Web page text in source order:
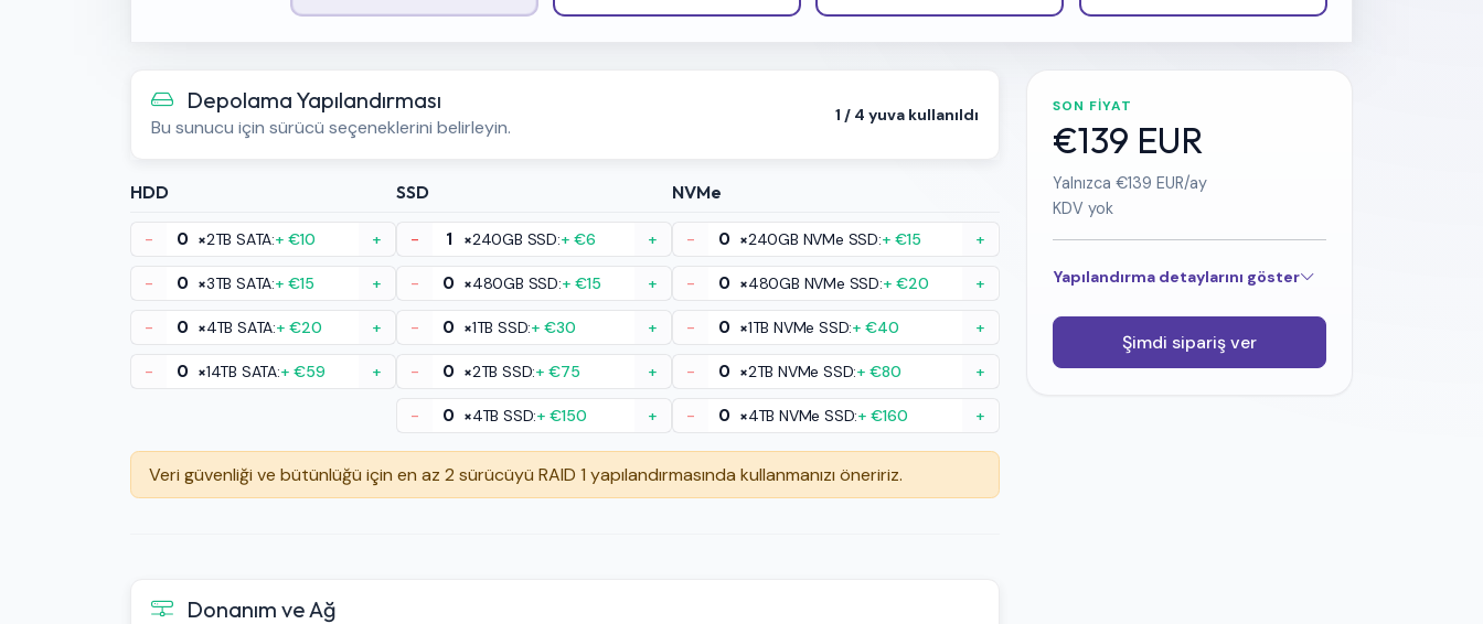
Depolama Yapılandırması
Bu sunucu için sürücü seçeneklerini belirleyin.
1 / 4 yuva kullanıldı
HDD
- ×2TB SATA:+ €10 +
- ×3TB SATA:+ €15 +
- ×4TB SATA:+ €20 +
- ×14TB SATA:+ €59 +
SSD
- ×240GB SSD:+ €6 +
- ×480GB SSD:+ €15 +
- ×1TB SSD:+ €30 +
- ×2TB SSD:+ €75 +
- ×4TB SSD:+ €150 +
NVMe
- ×240GB NVMe SSD:+ €15 +
- ×480GB NVMe SSD:+ €20 +
- ×1TB NVMe SSD:+ €40 +
- ×2TB NVMe SSD:+ €80 +
- ×4TB NVMe SSD:+ €160 +
Veri güvenliği ve bütünlüğü için en az 2 sürücüyü RAID 1 yapılandırmasında kullanmanızı öneririz.
Donanım ve Ağ
SON FIYAT
€139 EUR
Yalnızca €139 EUR/ay
KDV yok
Yapılandırma detaylarını göster
Şimdi sipariş ver